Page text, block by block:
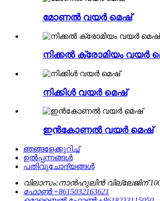
മോണൽ വയർ മെഷ്
നിക്കൽ ക്രോമിയം വയർ
നിക്കിൾ വയർ മെഷ്
ഇൻകോണൽ വയർ മെഷ്
ഞങ്ങളേക്കുറിച്ച്
ഉൽപ്പന്നങ്ങൾ
പതിവുചോദ്യങ്ങൾ
വിലാസം:നാൻഹുലിൻ വില്ലേജിന്
ഫോൺ:+8615032163621